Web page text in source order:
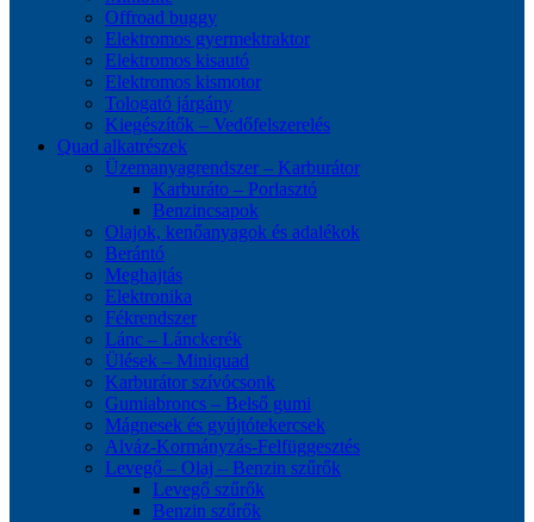
Offroad buggy
Elektromos gyermektraktor
Elektromos kisautó
Elektromos kismotor
Tologató járgány
Kiegészítők – Vedőfelszerelés
Quad alkatrészek
Üzemanyagrendszer – Karburátor
Karburáto – Porlasztó
Benzincsapok
Olajok, kenőanyagok és adalékok
Berántó
Meghajtás
Elektronika
Fékrendszer
Lánc – Lánckerék
Ülések – Miniquad
Karburátor szívócsonk
Gumiabroncs – Belső gumi
Mágnesek és gyújtótekercsek
Alváz-Kormányzás-Felfüggesztés
Levegő – Olaj – Benzin szűrők
Levegő szűrők
Benzin szűrők